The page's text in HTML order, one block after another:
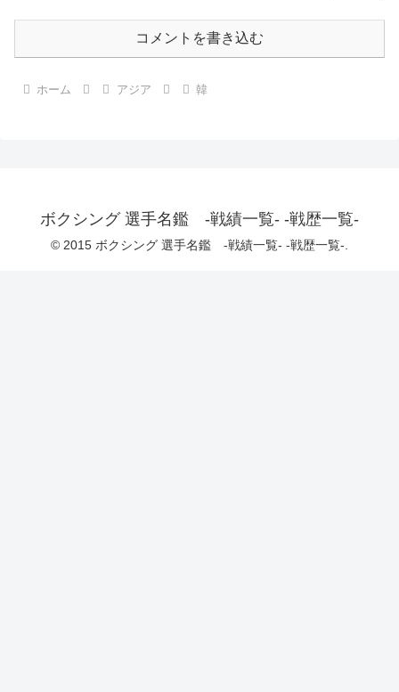
コメントを書き込む
ホーム アジア 韓
ボクシング 選手名鑑 -戦績一覧- -戦歴一覧-
© 2015 ボクシング 選手名鑑 -戦績一覧- -戦歴一覧-.